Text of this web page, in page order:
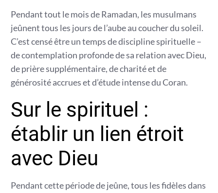
Pendant tout le mois de Ramadan, les musulmans
jeûnent tous les jours de l’aube au coucher du soleil.
C’est censé être un temps de discipline spirituelle –
de contemplation profonde de sa relation avec Dieu,
de prière supplémentaire, de charité et de
générosité accrues et d’étude intense du Coran.
Sur le spirituel :
établir un lien étroit
avec Dieu
Pendant cette période de jeûne, tous les fidèles dans